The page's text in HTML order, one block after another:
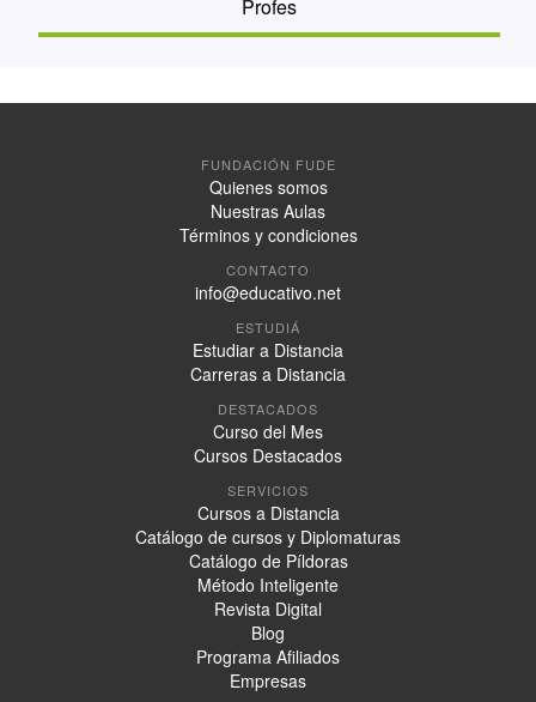
Profes
FUNDACIÓN FUDE
Quienes somos
Nuestras Aulas
Términos y condiciones
CONTACTO
info@educativo.net
ESTUDIÁ
Estudiar a Distancia
Carreras a Distancia
DESTACADOS
Curso del Mes
Cursos Destacados
SERVICIOS
Cursos a Distancia
Catálogo de cursos y Diplomaturas
Catálogo de Píldoras
Método Inteligente
Revista Digital
Blog
Programa Afiliados
Empresas